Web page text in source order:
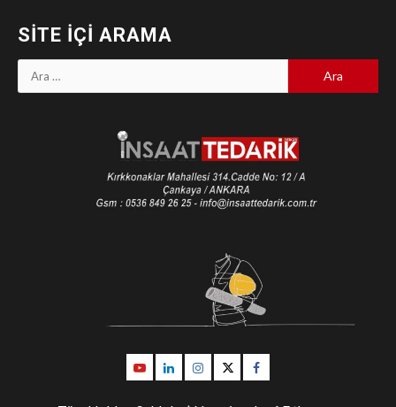
SITE İÇI ARAMA
Arama:
YoutubeLinkedinİnstagram
TwitterFacebook